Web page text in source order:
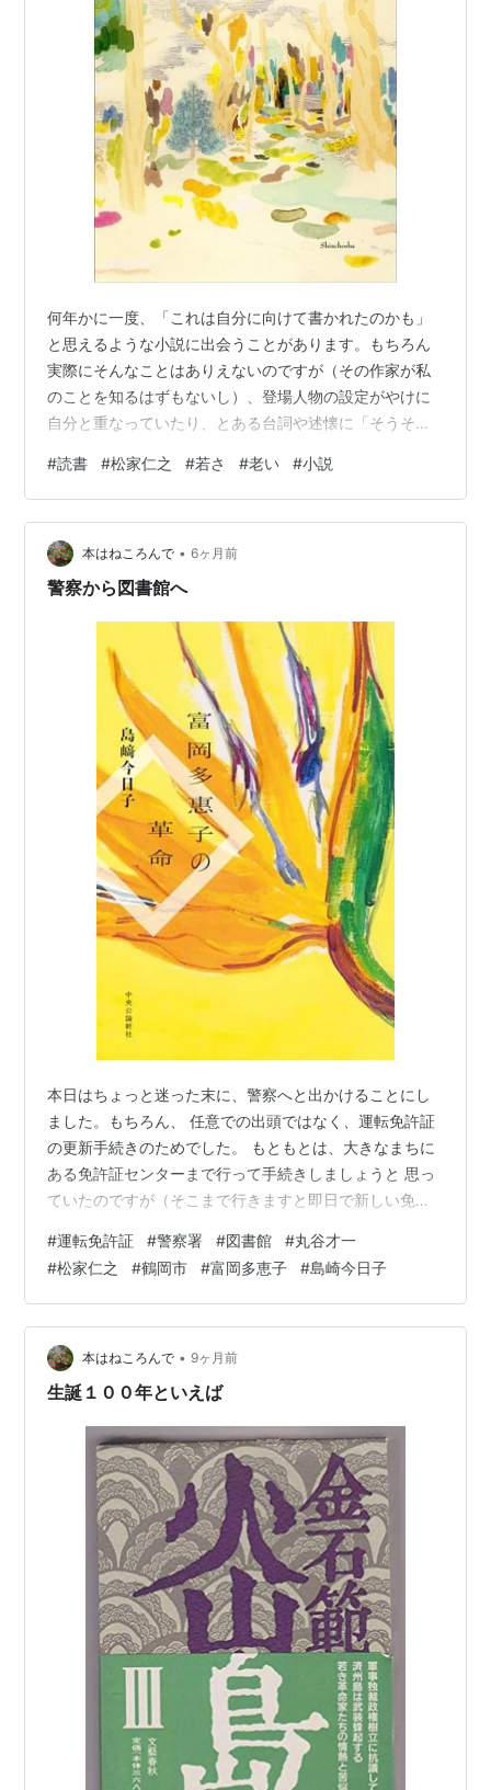
何年かに一度、「これは自分に向けて書かれたのかも」
と思えるような小説に出会うことがあります。もちろん
実際にそんなことはありえないのですが（その作家が私
のことを知るはずもないし）、登場人物の設定がやけに
自分と重なっていたり、とある台詞や述懐に「そうそ
の『火山のふもとで』もそんな一冊でした。1980年代の
浅間山麓を舞台に、高名な建築家（吉村順三氏がモデル
のようです）の事務所に就職したばかりの「ぼく」（坂
西）が語るある夏の体験、さまざまな人との出会い、そ
して恋。繊細な情景や心理の描写が心地よいので、あま
#読書 #松家仁之 #若さ #老い #小説
本はねころんで • 6ヶ月前
警察から図書館へ
本日はちょっと迷った末に、警察へと出かけることにし
ました。もちろん、 任意での出頭ではなく、運転免許証
の更新手続きのためでした。 もともとは、大きなまちに
ある免許証センターまで行って手続きしましょうと 思っ
ていたのですが（そこまで行きますと即日で新しい免許
で）、先日来の大雪で、交通機関へ の影響が続いていま
して、行くのがおっくうになってしまいました。 二月に
入りますと雪まつりが始まって、すこし交通機関が混み
合うことに なりますので、それは避けたほうがよろしで
すし。 ということで、警察にでかける前に、近所に置か
れているスピード写真の ボックスまで…
#運転免許証 #警察署 #図書館 #丸谷才一
#松家仁之 #鶴岡市 #富岡多恵子 #島崎今日子
本はねころんで • 9ヶ月前
生誕１００年といえば